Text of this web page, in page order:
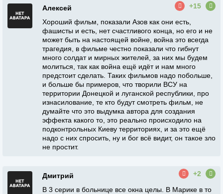
Алексей
+15
Хороший фильм, показали Азов как они есть,
фашисты и есть, нет счастливого конца, но его и не
может быть на настоящей войне, война это всегда
трагедия, в фильме честно показали что гибнут
много солдат и мирных жителей, за них мы будем
молиться, так как война ещё идёт и нам много
предстоит сделать. Таких фильмов надо побольше,
и больше бы примеров, что творили ВСУ на
территории Донецкой и луганской республики, про
изнасилование, те кто будут смотреть фильм, не
думайте что это выдумка автора для создания
эффекта какого то, это реально происходило на
подконтрольных Киеву территориях, и за это ещё
надо с них спросить, ну и бог всё видит, он такое зло
не простит.
Дмитрий
+2
В 3 серии в больнице все окна целы. В Марике в то